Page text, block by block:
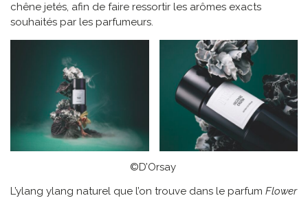
chêne jetés, afin de faire ressortir les arômes exacts
souhaités par les parfumeurs.
©D’Orsay
L’ylang ylang naturel que l’on trouve dans le parfum Flower